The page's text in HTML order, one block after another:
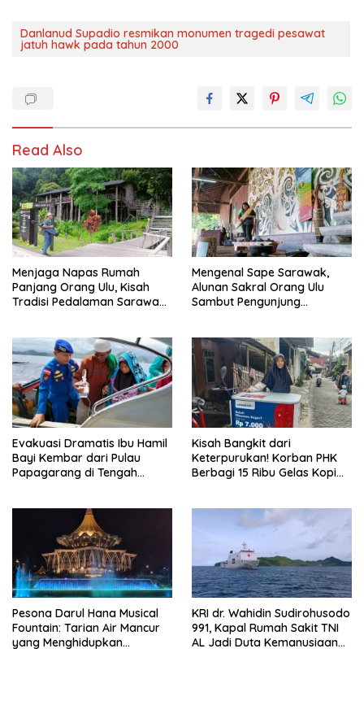
Danlanud Supadio resmikan monumen tragedi pesawat
jatuh hawk pada tahun 2000
Read Also
Menjaga Napas Rumah
Panjang Orang Ulu, Kisah
Tradisi Pedalaman Sarawak
Mengenal Sape Sarawak,
Alunan Sakral Orang Ulu
Sambut Pengunjung
Evakuasi Dramatis Ibu Hamil
Bayi Kembar dari Pulau
Papagarang di Tengah
Kisah Bangkit dari
Keterpurukan! Korban PHK
Berbagi 15 Ribu Gelas Kopi
Pesona Darul Hana Musical
Fountain: Tarian Air Mancur
yang Menghidupkan
KRI dr. Wahidin Sudirohusodo
991, Kapal Rumah Sakit TNI
AL Jadi Duta Kemanusiaan